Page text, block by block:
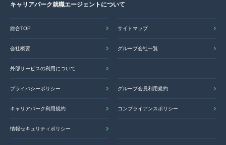
キャリアパーク就職エージェントについて
総合TOP サイトマップ
会社概要 グループ会社一覧
外部サービスの利用について
プライバシーポリシー グループ会員利用規約
キャリアパーク利用規約 コンプライアンスポリシー
情報セキュリティポリシー